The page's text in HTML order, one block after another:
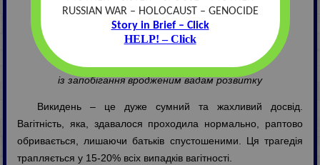
Інформація для батьків
Ірина Харитонова
Координатор Українського Альянсу
із запобігання вродженим вадам розвитку
Викидень – це дуже сумний та жахливий досвід.
Вагітність, яка, здавалося проходила нормально, раптово
обривається, лишаючи батьків спустошеними. Ця трагедія
трапляється у 15-20% всіх випадків вагітності.
RUSSIAN WAR – HOLOCAUST – GENOCIDE
Story in Brief – Click
HELP! – Click